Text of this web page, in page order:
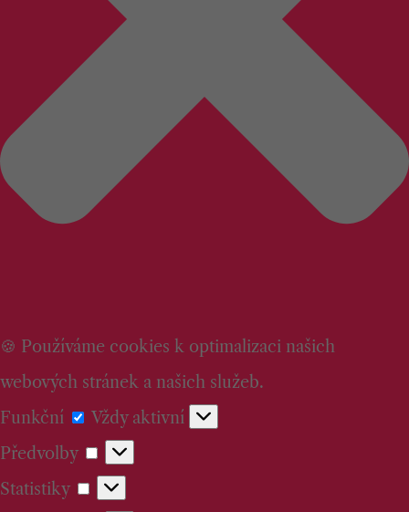
🍪 Používáme cookies k optimalizaci našich
webových stránek a našich služeb.
Funkční
Funkční
Vždy aktivní
Předvolby
Předvolby
Statistiky
Statistiky